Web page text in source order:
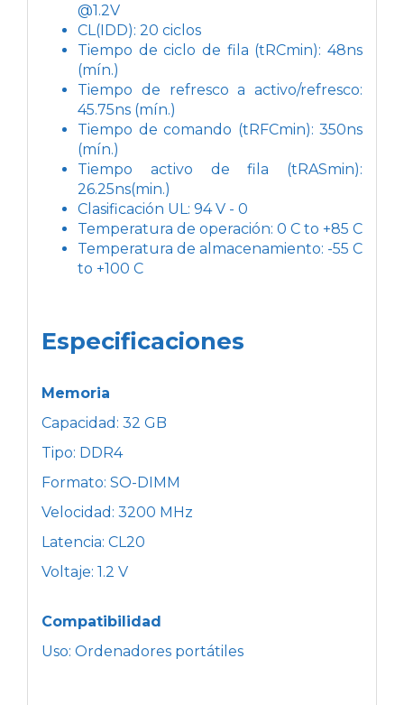
@1.2V
CL(IDD): 20 ciclos
Tiempo de ciclo de fila (tRCmin): 48ns
(mín.)
Tiempo de refresco a activo/refresco:
45.75ns (mín.)
Tiempo de comando (tRFCmin): 350ns
(mín.)
Tiempo activo de fila (tRASmin):
26.25ns(min.)
Clasificación UL: 94 V - 0
Temperatura de operación: 0 C to +85 C
Temperatura de almacenamiento: -55 C
to +100 C
Especificaciones
Memoria
Capacidad: 32 GB
Tipo: DDR4
Formato: SO-DIMM
Velocidad: 3200 MHz
Latencia: CL20
Voltaje: 1.2 V
Compatibilidad
Uso: Ordenadores portátiles